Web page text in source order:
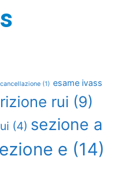
cancellazione (1) esame ivass
rui (9)
(4) sezione a
e (14)